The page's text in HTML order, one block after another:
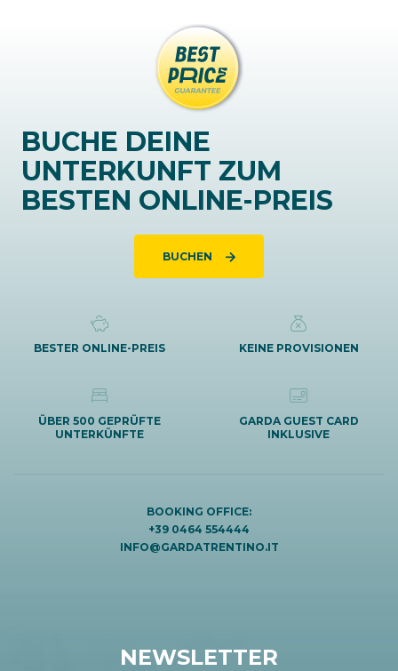
BUCHE DEINE
UNTERKUNFT ZUM
BESTEN ONLINE-PREIS
BUCHEN
BESTER ONLINE-PREIS KEINE PROVISIONEN
ÜBER 500 GEPRÜFTE
UNTERKÜNFTE
GARDA GUEST CARD
INKLUSIVE
BOOKING OFFICE:
+39 0464 554444
INFO@GARDATRENTINO.IT
NEWSLETTER